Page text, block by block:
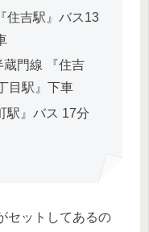
駅』バス13
線 『住吉
目駅』下車
バス 17分
セットしてあるの